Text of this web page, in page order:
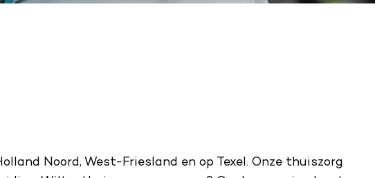
Noord, West-Friesland en op Texel. Onze thuiszorg